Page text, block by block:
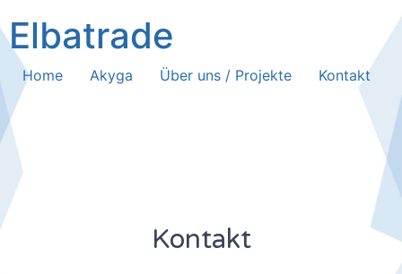
Elbatrade
Home Akyga Über uns / Projekte Kontakt
Kontakt